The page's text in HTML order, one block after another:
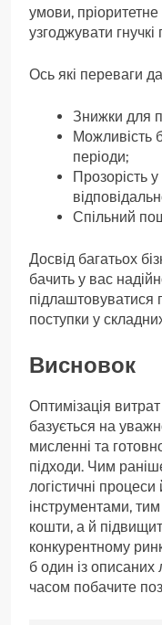
умови,
узгоджувати
Ось які переваги
Знижки для
Можливість
періоди;
Прозорість
Спільний
Досвід багатьох
бачить у вас
підлаштовуватися
поступки у
Висновок
Оптимізація
базується на
мисленні та
підходи. Чим
логістичні
інструментами,
кошти, а й
конкурентному
б один із
часом побачите